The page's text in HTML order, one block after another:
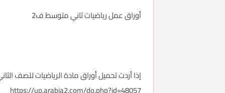
أوراق عمل رياضيات ثاني متوسط ف2
إذا أردت تحميل أوراق مادة الرياضيات للصف الثاني المتوسط الفصل